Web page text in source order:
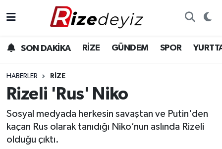
SON DAKİKA RİZE GÜNDEM SPOR
HABERLER RIZE
Rizeli 'Rus' Niko
Sosyal medyada herkesin savaştan ve Putin'den
kaçan Rus olarak tanıdığı Niko’nun aslında Rizeli
olduğu çıktı.
Gündem
Yurttan Haberler
Ekonomi
Teknoloji
Rize Hava Durumu
Rize Namaz Vakitleri
Rize Trafik Yoğunluk Haritası
Süper Lig Puan Durumu ve Fikstür